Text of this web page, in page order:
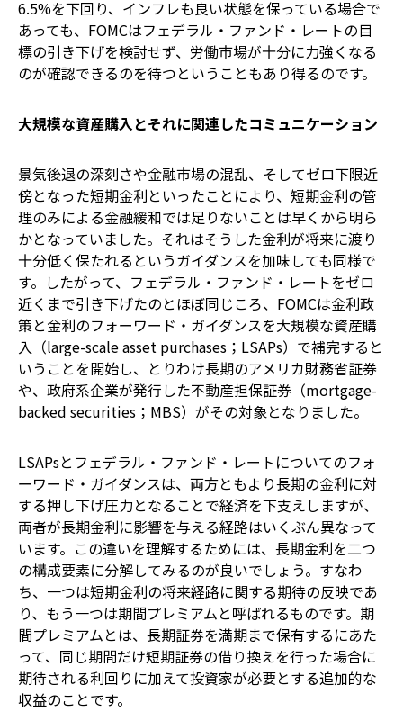
6.5%を下回り、インフレも良い状態を保っている場合で
あっても、FOMCはフェデラル・ファンド・レートの目
標の引き下げを検討せず、労働市場が十分に力強くなる
のが確認できるのを待つということもあり得るのです。
大規模な資産購入とそれに関連したコミュニケーション
景気後退の深刻さや金融市場の混乱、そしてゼロ下限近
傍となった短期金利といったことにより、短期金利の管
理のみによる金融緩和では足りないことは早くから明ら
かとなっていました。それはそうした金利が将来に渡り
十分低く保たれるというガイダンスを加味しても同様で
す。したがって、フェデラル・ファンド・レートをゼロ
近くまで引き下げたのとほぼ同じころ、FOMCは金利政
策と金利のフォーワード・ガイダンスを大規模な資産購
入（large-scale asset purchases；LSAPs）で補完すると
いうことを開始し、とりわけ長期のアメリカ財務省証券
や、政府系企業が発行した不動産担保証券（mortgage-
backed securities；MBS）がその対象となりました。
LSAPsとフェデラル・ファンド・レートについてのフォ
ーワード・ガイダンスは、両方ともより長期の金利に対
する押し下げ圧力となることで経済を下支えしますが、
両者が長期金利に影響を与える経路はいくぶん異なって
います。この違いを理解するためには、長期金利を二つ
の構成要素に分解してみるのが良いでしょう。すなわ
ち、一つは短期金利の将来経路に関する期待の反映であ
り、もう一つは期間プレミアムと呼ばれるものです。期
間プレミアムとは、長期証券を満期まで保有するにあた
って、同じ期間だけ短期証券の借り換えを行った場合に
期待される利回りに加えて投資家が必要とする追加的な
収益のことです。